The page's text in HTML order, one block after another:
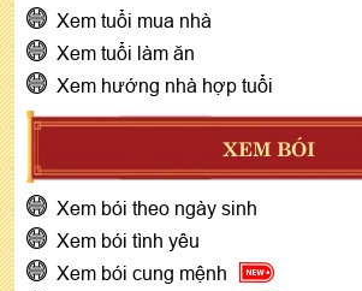
Xem tuổi mua nhà
Xem tuổi làm ăn
Xem hướng nhà hợp tuổi
XEM BÓI
Xem bói theo ngày sinh
Xem bói tình yêu
Xem bói cung mệnh